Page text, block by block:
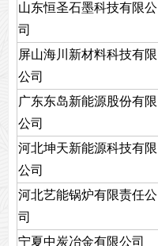
山东恒圣石墨科技有限公
司
屏山海川新材料科技有限
公司
广东东岛新能源股份有限
公司
河北坤天新能源科技有限
公司
河北艺能锅炉有限责任公
司
宁夏中炭冶金有限公司